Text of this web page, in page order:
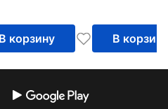
В корзину В корзину